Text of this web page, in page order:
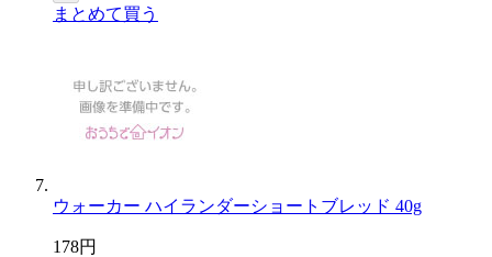
まとめて買う
ウォーカー ハイランダーショートブレッド 40g
178円